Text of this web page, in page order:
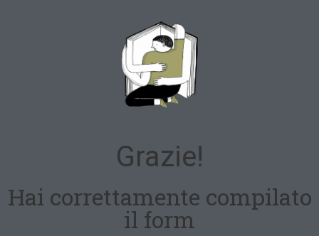
Grazie!
Hai correttamente compilato
il form